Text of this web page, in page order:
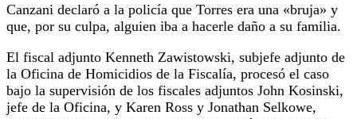
Canzani declaró a la policía que Torres era una «bruja» y
que, por su culpa, alguien iba a hacerle daño a su familia.
El fiscal adjunto Kenneth Zawistowski, subjefe adjunto de
la Oficina de Homicidios de la Fiscalía, procesó el caso
bajo la supervisión de los fiscales adjuntos John Kosinski,
jefe de la Oficina, y Karen Ross y Jonathan Selkowe,